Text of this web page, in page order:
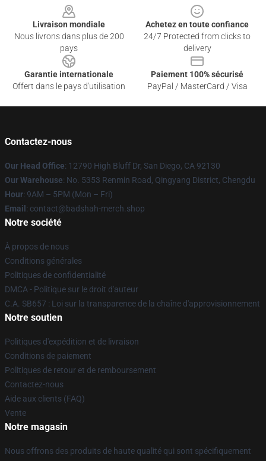
Livraison mondiale
Nous livrons dans plus de 200
pays
Achetez en toute confiance
24/7 Protected from clicks to
delivery
Garantie internationale
Offert dans le pays d'utilisation
Paiement 100% sécurisé
PayPal / MasterCard / Visa
Contactez-nous
Our Head Office: 12790 High Bluff Dr, San Diego, CA 92130
Our Warehouse: No. 5353 Renmin Road, Qingyang District, Chengdu
Hour: 9AM – 5PM (Mon – Fri)
Email : contact@badshah-merch.shop
Notre société
À propos de nous
Conditions générales
Politiques de confidentialité
DMCA - Politique sur le droit d'auteur
C.A. SB657 : Loi sur la transparence de la chaîne d'approvisionnement
Notre soutien
Politiques d'expédition et de livraison
Conditions de paiement
Politiques de retour et de remboursement
Contactez-nous
Aide aux clients (FAQ)
Vente
Notre magasin
Nous offrons des produits de haute qualité qui sont spécifiquement